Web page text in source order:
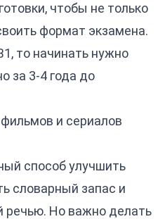
чтобы не только
формат экзамена.
то начинать нужно
за 3-4 года до
и сериалов
способ улучшить
словарный запас и
речью. Но важно делать